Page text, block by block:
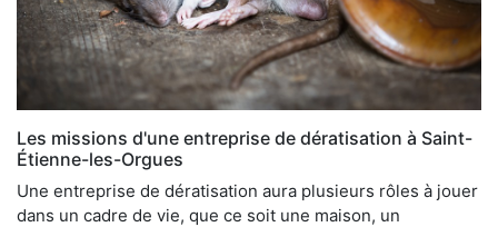
Les missions d'une entreprise de dératisation à Saint-
Étienne-les-Orgues
Une entreprise de dératisation aura plusieurs rôles à jouer
dans un cadre de vie, que ce soit une maison, un